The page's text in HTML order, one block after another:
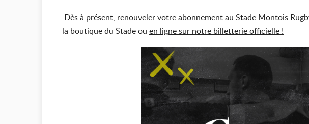
Dès à présent, renouveler votre abonnement au Stade Montois
la boutique du Stade ou en ligne sur notre billetterie officielle !